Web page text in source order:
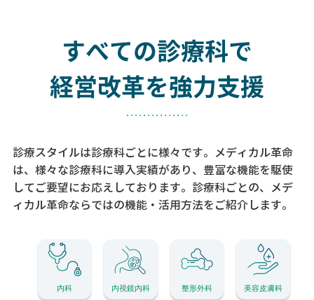
すべての診療科で
経営改革を強力支援
診療スタイルは診療科ごとに様々です。メディカル革命
は、様々な診療科に導入実績があり、 豊富な機能を駆使
してご要望にお応えしております。 診療科ごとの、メデ
ィカル革命ならではの機能・活用方法をご紹介します。
内科 内視鏡内科 整形外科 美容皮膚科